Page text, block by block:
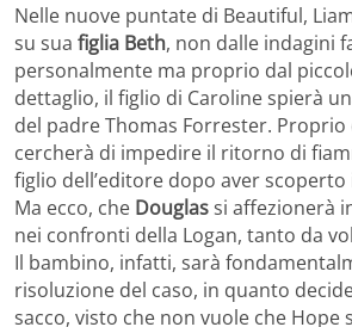
Nelle nuove puntate di Beautiful,
su sua figlia Beth, non dalle indagini
personalmente ma proprio dal
dettaglio, il figlio di Caroline spierà
del padre Thomas Forrester. Proprio
cercherà di impedire il ritorno di
figlio dell’editore dopo aver scoperto
Ma ecco, che Douglassi affezionerà
nei confronti della Logan, tanto da
Il bambino, infatti, sarà
risoluzione del caso, in quanto
sacco, visto che non vuole che Hope